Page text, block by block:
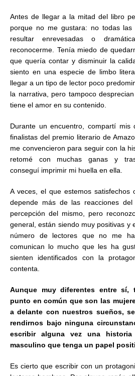
Antes de llegar a la mitad del libro
porque no me gustara: no todas
resultar enrevesadas o
reconocerme. Tenía miedo de
que quería contar y disminuir la
siento en una especie de limbo
llegar a un tipo de lector poco
la narrativa, pero tampoco
tiene el amor en su contenido.
Durante un encuentro, compartí
finalistas del premio literario de
me convencieron para seguir con la
retomé con muchas ganas y
conseguí imprimir mi huella en ella.
A veces, el que estemos satisfechos
depende más de las reacciones
percepción del mismo, pero
general, están siendo muy positivas y
número de lectores que no me
comunican lo mucho que les ha
sienten identificados con la
contenta.
Aunque muy diferentes entre sí,
punto en común que son las
a delante con nuestros sueños,
rendirnos bajo ninguna
escribir alguna vez una
masculino que tenga un papel
Es cierto que escribir con un